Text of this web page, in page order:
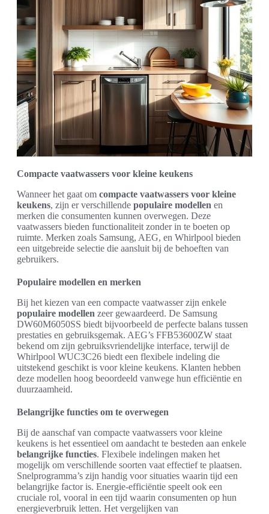
Compacte vaatwassers voor kleine keukens
Wanneer het gaat om compacte vaatwassers voor kleine
keukens, zijn er verschillende populaire modellen en
merken die consumenten kunnen overwegen. Deze
vaatwassers bieden functionaliteit zonder in te boeten op
ruimte. Merken zoals Samsung, AEG, en Whirlpool bieden
een uitgebreide selectie die aansluit bij de behoeften van
gebruikers.
Populaire modellen en merken
Bij het kiezen van een compacte vaatwasser zijn enkele
populaire modellen zeer gewaardeerd. De Samsung
DW60M6050SS biedt bijvoorbeeld de perfecte balans tussen
prestaties en gebruiksgemak. AEG’s FFB53600ZW staat
bekend om zijn gebruiksvriendelijke interface, terwijl de
Whirlpool WUC3C26 biedt een flexibele indeling die
uitstekend geschikt is voor kleine keukens. Klanten hebben
deze modellen hoog beoordeeld vanwege hun efficiëntie en
duurzaamheid.
Belangrijke functies om te overwegen
Bij de aanschaf van compacte vaatwassers voor kleine
keukens is het essentieel om aandacht te besteden aan enkele
belangrijke functies. Flexibele indelingen maken het
mogelijk om verschillende soorten vaat effectief te plaatsen.
Snelprogramma’s zijn handig voor situaties waarin tijd een
belangrijke factor is. Energie-efficiëntie speelt ook een
cruciale rol, vooral in een tijd waarin consumenten op hun
energieverbruik letten. Het vergelijken van